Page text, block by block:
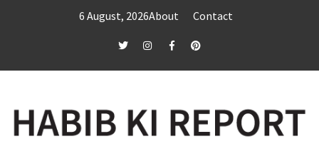
6 August, 2026About Contact
twitterInstagramFacebookPinterest